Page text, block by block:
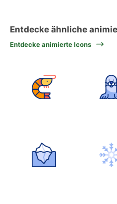
Entdecke ähnliche
Entdecke animierte Icons